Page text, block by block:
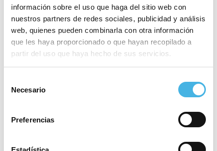
información sobre el uso que haga del sitio web con
nuestros partners de redes sociales, publicidad y análisis
web, quienes pueden combinarla con otra información
que les haya proporcionado o que hayan recopilado a
partir del uso que haya hecho de sus servicios.
Necesario
Preferencias
de
Por favor, acepta las cookies de
estadísticas, marketing
Les Abelles vuelve a construir. El equipo valenciano de